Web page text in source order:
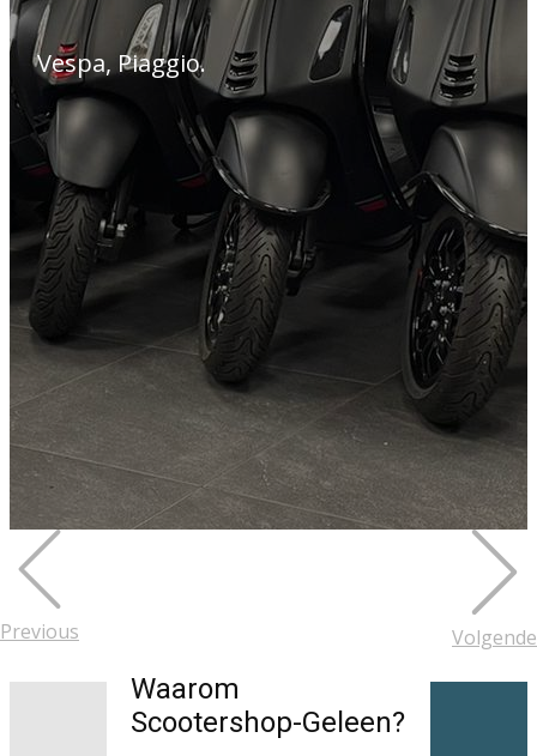
Vespa, Piaggio.
Previous Volgende
Waarom
Scootershop-Geleen?